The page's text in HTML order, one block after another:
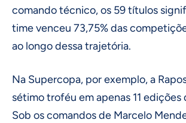
comando técnico, os 59 títulos
time venceu 73,75% das
ao longo dessa trajetória.
Na Supercopa, por exemplo, a
sétimo troféu em apenas 11 edições
Sob os comandos de Marcelo